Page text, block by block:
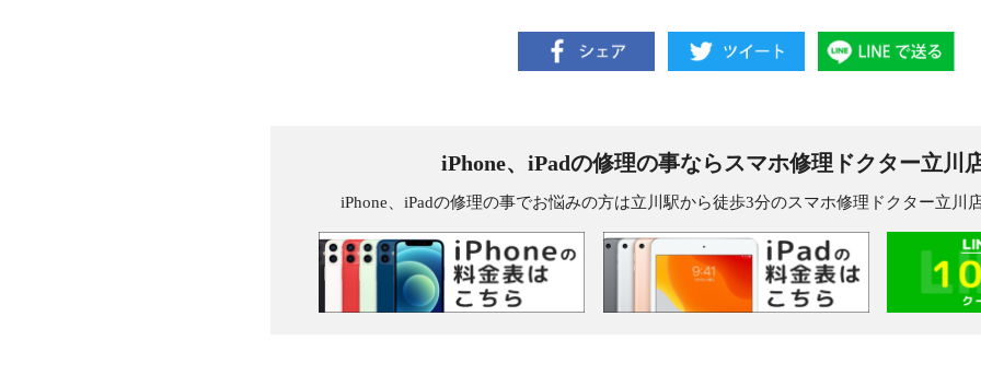
iPhone、iPadの修理の事ならスマホ修理ドクター立川
iPhone、iPadの修理の事でお悩みの方は立川駅から徒歩3分のスマホ修理ドクター立川